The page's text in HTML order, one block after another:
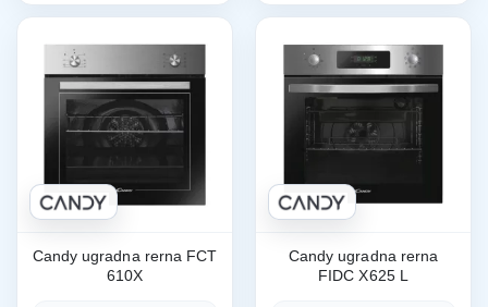
Candy ugradna rerna FCT
610X
Candy ugradna rerna
FIDC X625 L